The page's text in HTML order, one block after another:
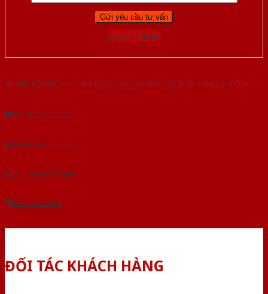
Gọi 0976.169.864
Với kinh nghiệm nhiêu năm nghiên cứu cửa theo tiêu chuẩn công nghệ Châu
Âu.Chúng tôi tự tin là nhà sản xuất & cung cấp hàng đầu tại Việt Nam!
Gửi yêu cầu tư vấn
Tải báo giá tổng hợp
Yêu cầu gọi lại (3 phút)
Dành cho đại lý
ĐỐI TÁC KHÁCH HÀNG